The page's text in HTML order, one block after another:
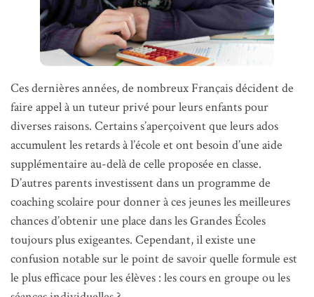
Ces dernières années, de nombreux Français décident de
faire appel à un tuteur privé pour leurs enfants pour
diverses raisons. Certains s’aperçoivent que leurs ados
accumulent les retards à l’école et ont besoin d’une aide
supplémentaire au-delà de celle proposée en classe.
D’autres parents investissent dans un programme de
coaching scolaire pour donner à ces jeunes les meilleures
chances d’obtenir une place dans les Grandes Écoles
toujours plus exigeantes. Cependant, il existe une
confusion notable sur le point de savoir quelle formule est
le plus efficace pour les élèves : les cours en groupe ou les